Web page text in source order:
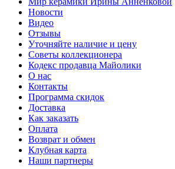
Новости
Видео
Отзывы
Уточняйте наличие и цену
Советы коллекционера
Кодекс продавца Майолики
О нас
Контакты
Программа скидок
Доставка
Как заказать
Оплата
Возврат и обмен
Клубная карта
Наши партнеры